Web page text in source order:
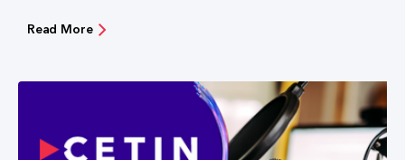
Read More